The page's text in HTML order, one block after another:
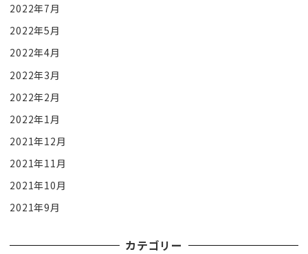
2022年7月
2022年5月
2022年4月
2022年3月
2022年2月
2022年1月
2021年12月
2021年11月
2021年10月
2021年9月
カテゴリー